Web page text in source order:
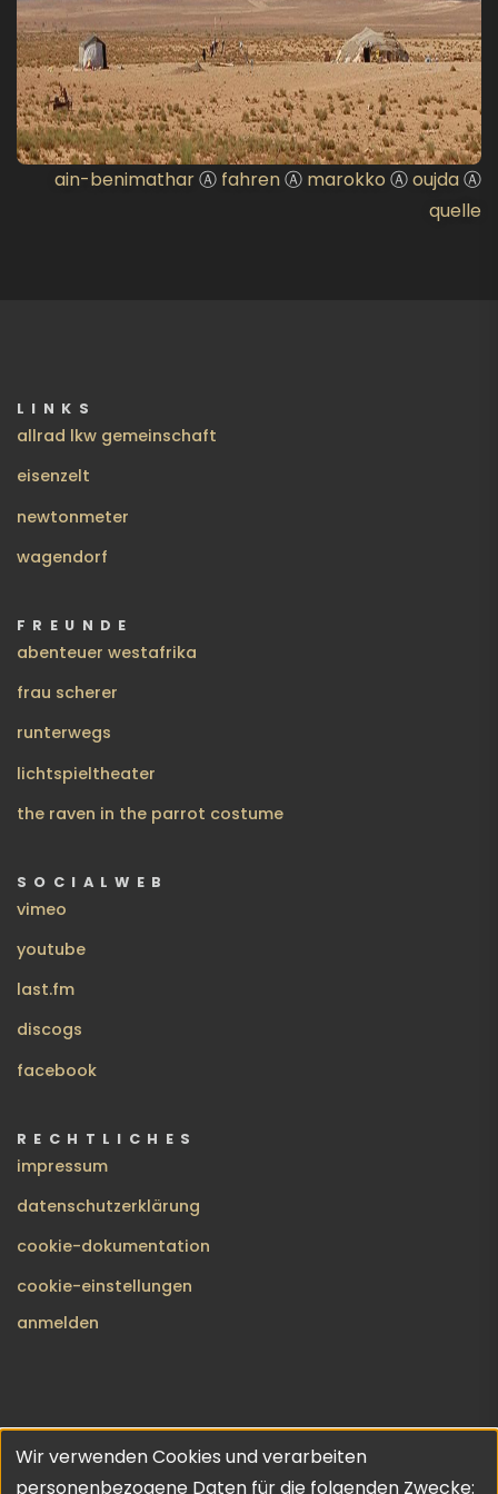
ain-benimatharⒶ fahrenⒶ marokko ⒶoujdaⒶ
quelle
LINKS
allrad lkw gemeinschaft
eisenzelt
newtonmeter
wagendorf
FREUNDE
abenteuer westafrika
frau scherer
runterwegs
lichtspieltheater
the raven in the parrot costume
SOCIALWEB
vimeo
youtube
last.fm
discogs
facebook
RECHTLICHES
impressum
datenschutzerklärung
cookie-dokumentation
cookie-einstellungen
BENUTZERMENÜ
anmelden
no gods · no masters | copyleft 2026 | theme inspired by
Wir verwenden Cookies und verarbeiten
personenbezogene Daten für die folgenden Zwecke: